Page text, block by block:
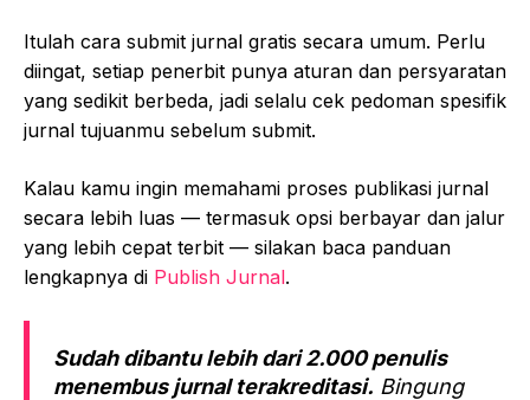
Itulah cara submit jurnal gratis secara umum. Perlu
diingat, setiap penerbit punya aturan dan persyaratan
yang sedikit berbeda, jadi selalu cek pedoman spesifik
jurnal tujuanmu sebelum submit.
Kalau kamu ingin memahami proses publikasi jurnal
secara lebih luas — termasuk opsi berbayar dan jalur
yang lebih cepat terbit — silakan baca panduan
lengkapnya di Publish Jurnal.
Sudah dibantu lebih dari 2.000 penulis
menembus jurnal terakreditasi. Bingung